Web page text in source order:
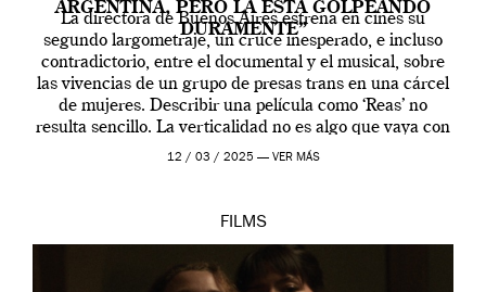
ARGENTINA, PERO LA ESTÁ GOLPEANDO
DURAMENTE”
La directora de Buenos Aires estrena en cines su
segundo largometraje, un cruce inesperado, e incluso
contradictorio, entre el documental y el musical, sobre
las vivencias de un grupo de presas trans en una cárcel
de mujeres. Describir una película como ‘Reas’ no
resulta sencillo. La verticalidad no es algo que vaya con
la artista, […]
12 / 03 / 2025 — VER MÁS
FILMS